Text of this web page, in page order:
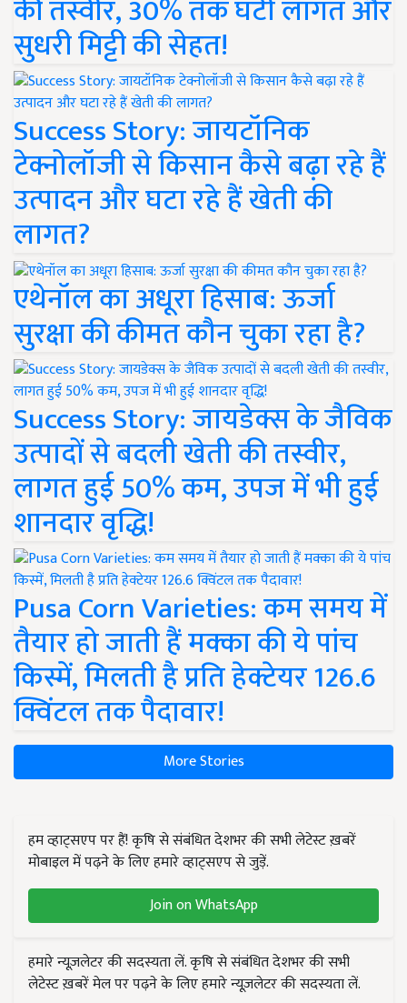
की तस्वीर, 30% तक घटी लागत और
सुधरी मिट्टी की सेहत!
Success Story: जायटॉनिक
टेक्नोलॉजी से किसान कैसे बढ़ा रहे हैं
उत्पादन और घटा रहे हैं खेती की
लागत?
एथेनॉल का अधूरा हिसाब: ऊर्जा
सुरक्षा की कीमत कौन चुका रहा है?
Success Story: जायडेक्स के जैविक
उत्पादों से बदली खेती की तस्वीर,
लागत हुई 50% कम, उपज में भी हुई
शानदार वृद्धि!
Pusa Corn Varieties: कम समय में
तैयार हो जाती हैं मक्का की ये पांच
किस्में, मिलती है प्रति हेक्टेयर 126.6
क्विंटल तक पैदावार!
More Stories
हम व्हाट्सएप पर हैं! कृषि से संबंधित देशभर की सभी लेटेस्ट ख़बरें
मोबाइल में पढ़ने के लिए हमारे व्हाट्सएप से जुड़ें.
Join on WhatsApp
हमारे न्यूज़लेटर की सदस्यता लें. कृषि से संबंधित देशभर की सभी
लेटेस्ट ख़बरें मेल पर पढ़ने के लिए हमारे न्यूज़लेटर की सदस्यता लें.